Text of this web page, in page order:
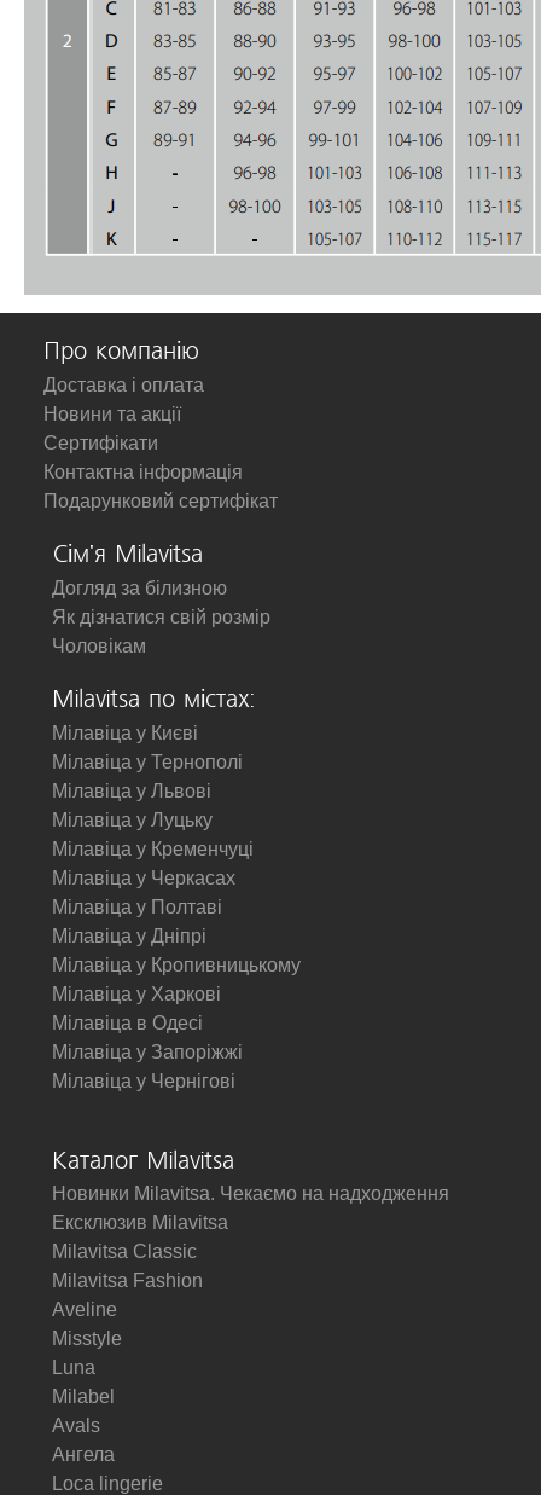
Про компанію
Доставка і оплата
Новини та акції
Сертифікати
Контактна інформація
Подарунковий сертифікат
Сім'я Milavitsa
Догляд за білизною
Як дізнатися свій розмір
Чоловікам
Milavitsa по містах:
Мілавіца у Києві
Мілавіца у Тернополі
Мілавіца у Львові
Мілавіца у Луцьку
Мілавіца у Кременчуці
Мілавіца у Черкасах
Мілавіца у Полтаві
Мілавіца у Дніпрі
Мілавіца у Кропивницькому
Мілавіца у Харкові
Мілавіца в Одесі
Мілавіца у Запоріжжі
Мілавіца у Чернігові
Каталог Milavitsa
Новинки Milavitsa. Чекаємо на надходження
Ексклюзив Milavitsa
Milavitsa Classic
Milavitsa Fashion
Aveline
Misstyle
Luna
Milabel
Avals
Ангела
Loca lingerie